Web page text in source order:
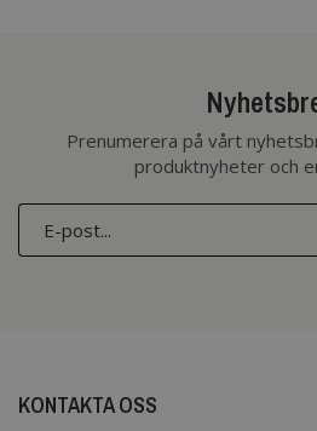
Prenumerera på vårt
produktnyheter och
KONTAKTA OSS